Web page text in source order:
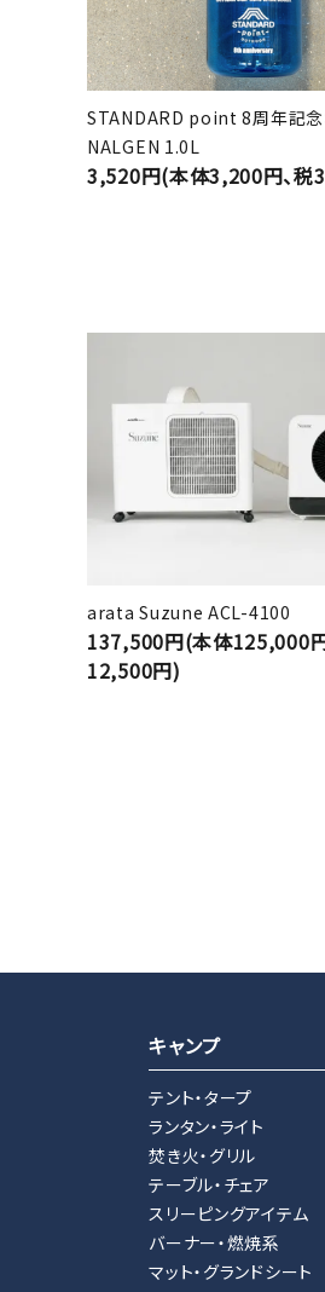
STANDARD point 8周年記念
NALGEN 1.0L
3,520円(本体3,200円、税
arata Suzune ACL-4100
137,500円(本体125,000
12,500円)
キャンプ
テント・タープ
ランタン・ライト
焚き火・グリル
テーブル・チェア
スリーピングアイテム
バーナー・燃焼系
マット・グランドシート